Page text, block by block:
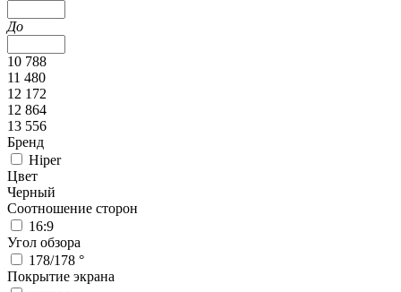
До
10 788
11 480
12 172
12 864
13 556
Бренд
Hiper
Цвет
Черный
Соотношение сторон
16:9
Угол обзора
178/178 °
Покрытие экрана